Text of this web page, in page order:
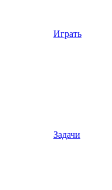
Играть
Задачи